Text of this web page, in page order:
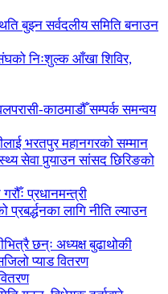
बुझ्न सर्वदलीय समिति बनाउन
निःशुल्क आँखा शिविर,
काठमाडौँ सम्पर्क समन्वय
भरतपुर महानगरको सम्मान
सेवा पुर्‍याउन सांसद छिरिङको
प्रधानमन्त्री
प्रबर्द्धनका लागि नीति ल्याउन
छन्ः अध्यक्ष बुढाथोकी
प्याड वितरण